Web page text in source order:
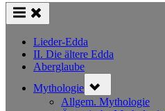
Lieder-Edda
II. Die ältere Edda
Aberglaube
Mythologie sub-
menu
Allgem. Mythologie